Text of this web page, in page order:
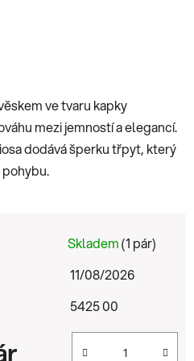
ve tvaru kapky
mezi jemností a elegancí.
dodává šperku třpyt, který
Skladem(1 pár)
11/08/2026
5425 00